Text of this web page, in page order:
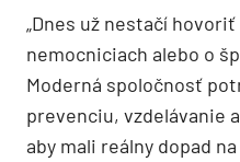
„Dnes už nestačí
nemocniciach alebo o
Moderná spoločnosť
prevenciu, vzdelávanie
aby mali reálny dopad